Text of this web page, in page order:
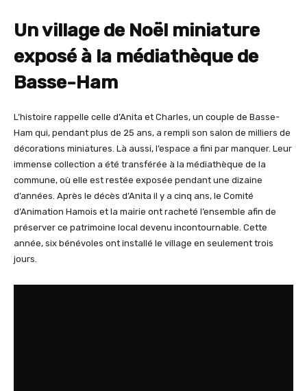
Un village de Noël miniature
exposé à la médiathèque de
Basse-Ham
L’histoire rappelle celle d’Anita et Charles, un couple de Basse-
Ham qui, pendant plus de 25 ans, a rempli son salon de milliers de
décorations miniatures. Là aussi, l’espace a fini par manquer. Leur
immense collection a été transférée à la médiathèque de la
commune, où elle est restée exposée pendant une dizaine
d’années. Après le décès d’Anita il y a cinq ans, le Comité
d’Animation Hamois et la mairie ont racheté l’ensemble afin de
préserver ce patrimoine local devenu incontournable. Cette
année, six bénévoles ont installé le village en seulement trois
jours.